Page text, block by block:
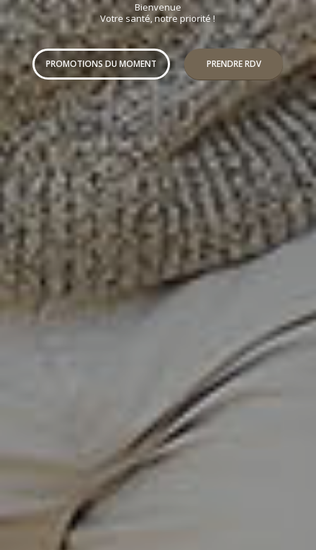
Bienvenue
Votre santé, notre priorité !
PROMOTIONS DU MOMENT PRENDRE RDV